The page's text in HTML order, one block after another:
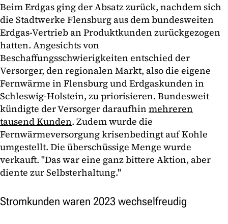
Beim Erdgas ging der Absatz zurück, nachdem sich
die Stadtwerke Flensburg aus dem bundesweiten
Erdgas-Vertrieb an Produktkunden zurückgezogen
hatten. Angesichts von
Beschaffungsschwierigkeiten entschied der
Versorger, den regionalen Markt, also die eigene
Fernwärme in Flensburg und Erdgaskunden in
Schleswig-Holstein, zu priorisieren. Bundesweit
kündigte der Versorger daraufhin mehreren
tausend Kunden. Zudem wurde die
Fernwärmeversorgung krisenbedingt auf Kohle
umgestellt. Die überschüssige Menge wurde
verkauft. "Das war eine ganz bittere Aktion, aber
diente zur Selbsterhaltung."
Stromkunden waren 2023 wechselfreudig